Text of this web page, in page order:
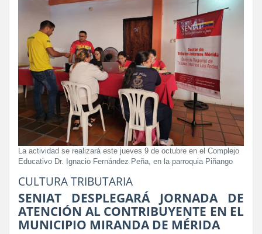
La actividad se realizará este jueves 9 de octubre en el Complejo
Educativo Dr. Ignacio Fernández Peña, en la parroquia Piñango
CULTURA TRIBUTARIA
SENIAT DESPLEGARÁ JORNADA DE
ATENCIÓN AL CONTRIBUYENTE EN EL
MUNICIPIO MIRANDA DE MÉRIDA